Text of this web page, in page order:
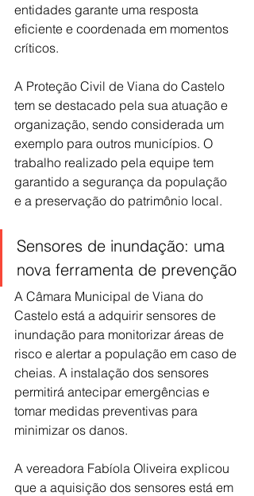
entidades garante uma resposta
eficiente e coordenada em momentos
críticos.
A Proteção Civil de Viana do Castelo
tem se destacado pela sua atuação e
organização, sendo considerada um
exemplo para outros municípios. O
trabalho realizado pela equipe tem
garantido a segurança da população
e a preservação do patrimônio local.
Sensores de inundação: uma
nova ferramenta de prevenção
A Câmara Municipal de Viana do
Castelo está a adquirir sensores de
inundação para monitorizar áreas de
risco e alertar a população em caso de
cheias. A instalação dos sensores
permitirá antecipar emergências e
tomar medidas preventivas para
minimizar os danos.
A vereadora Fabíola Oliveira explicou
que a aquisição dos sensores está em